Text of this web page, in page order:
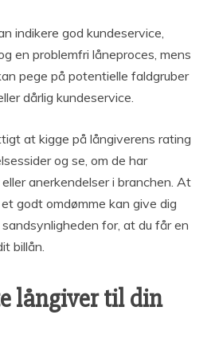
indikere god kundeservice,
en problemfri låneproces, mens
pege på potentielle faldgruber
dårlig kundeservice.
at kigge på långiverens rating
og se, om de har
anerkendelser i branchen. At
godt omdømme kan give dig
for, at du får en
billån.
långiver til din